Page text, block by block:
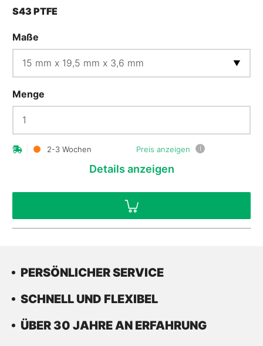
S43 PTFE
Maße
Menge
Preis anzeigen i
2-3 Wochen
Details anzeigen
PERSÖNLICHER SERVICE
SCHNELL UND FLEXIBEL
ÜBER 30 JAHRE AN ERFAHRUNG